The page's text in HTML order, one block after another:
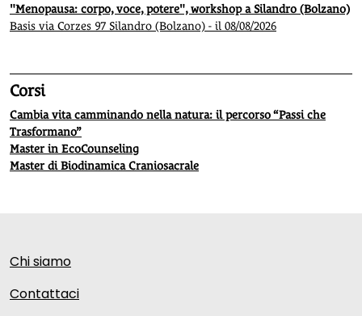
"Menopausa: corpo, voce, potere", workshop a Silandro (Bolzano)
Basis via Corzes 97 Silandro (Bolzano) - il 08/08/2026
Corsi
Cambia vita camminando nella natura: il percorso “Passi che
Trasformano”
Master in EcoCounseling
Master di Biodinamica Craniosacrale
Chi siamo
Contattaci